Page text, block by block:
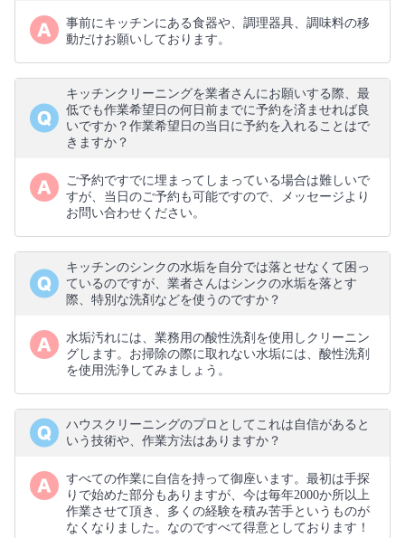
事前にキッチンにある食器や、調理器具、調味料の移
動だけお願いしております。
キッチンクリーニングを業者さんにお願いする際、最
低でも作業希望日の何日前までに予約を済ませれば良
いですか？作業希望日の当日に予約を入れることはで
きますか？
ご予約ですでに埋まってしまっている場合は難しいで
すが、当日のご予約も可能ですので、メッセージより
お問い合わせください。
キッチンのシンクの水垢を自分では落とせなくて困っ
ているのですが、業者さんはシンクの水垢を落とす
際、特別な洗剤などを使うのですか？
水垢汚れには、業務用の酸性洗剤を使用しクリーニン
グします。お掃除の際に取れない水垢には、酸性洗剤
を使用洗浄してみましょう。
ハウスクリーニングのプロとしてこれは自信があると
いう技術や、作業方法はありますか？
すべての作業に自信を持って御座います。最初は手探
りで始めた部分もありますが、今は毎年2000か所以上
作業させて頂き、多くの経験を積み苦手というものが
なくなりました。なのですべて得意としております！